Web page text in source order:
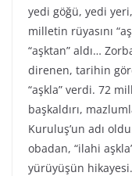
yedi göğü, yedi
milletin rüyasını
“aşktan” aldı…
direnen, tarihin
“aşkla” verdi. 72
başkaldırı,
Kuruluş’un adı
obadan, “ilahi
yürüyüşün